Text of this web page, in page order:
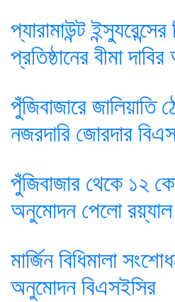
প্যারামাউন্ট
প্রতিষ্ঠানের বীমা
পুঁজিবাজারে জালিয়াতি
নজরদারি জোরদার
পুঁজিবাজার থেকে ১২
অনুমোদন পেলো
মার্জিন বিধিমালা
অনুমোদন বিএসইসির